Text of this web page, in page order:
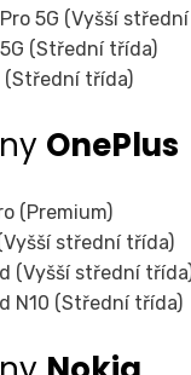
5G (Vyšší
(Střední třída)
(Střední třída)
OnePlus
(Premium)
střední třída)
(Vyšší střední
N10 (Střední třída)